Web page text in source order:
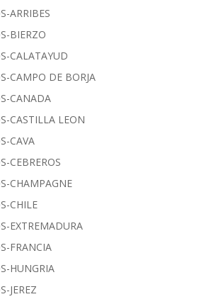
ARRIBES
BIERZO
CALATAYUD
CAMPO DE BORJA
CANADA
CASTILLA LEON
CAVA
CEBREROS
CHAMPAGNE
CHILE
EXTREMADURA
FRANCIA
HUNGRIA
JEREZ